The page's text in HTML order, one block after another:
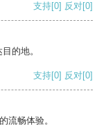
支持[0] 反对[0]
的地。
支持[0] 反对[0]
流畅体验。